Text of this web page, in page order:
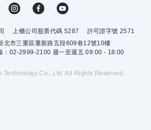
上櫃公司股票代碼 5287
許可證字號 2571
北市三重區重新路五段609巷12號10樓
：02-2999-2100 週一至週五 09:00 - 18:00
Technology Co., Ltd. All Rights Reserved.